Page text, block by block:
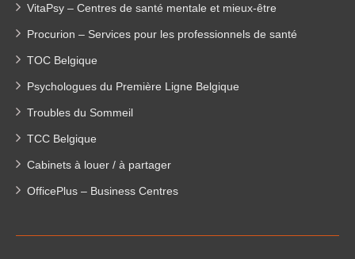
VitaPsy – Centres de santé mentale et mieux-être
Procurion – Services pour les professionnels de santé
TOC Belgique
Psychologues du Première Ligne Belgique
Troubles du Sommeil
TCC Belgique
Cabinets à louer / à partager
OfficePlus – Business Centres